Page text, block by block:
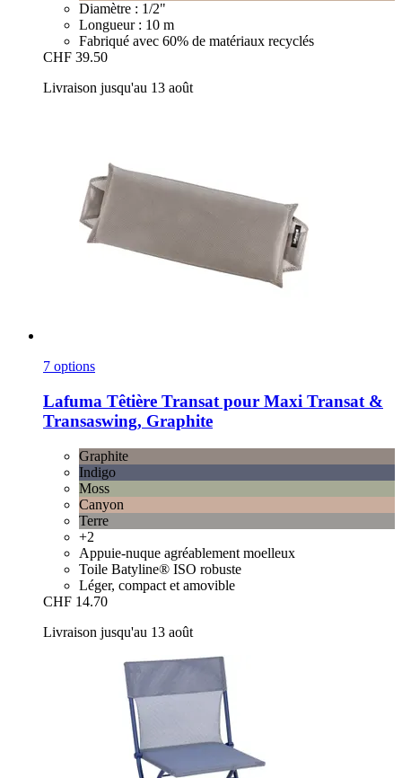
Diamètre : 1/2"
Longueur : 10 m
Fabriqué avec 60% de matériaux recyclés
CHF 39.50
Livraison jusqu'au 13 août
7 options
Lafuma Têtière Transat pour Maxi Transat &
Transaswing, Graphite
Graphite
Indigo
Moss
Canyon
Terre
+2
Appuie-nuque agréablement moelleux
Toile Batyline® ISO robuste
Léger, compact et amovible
CHF 14.70
Livraison jusqu'au 13 août